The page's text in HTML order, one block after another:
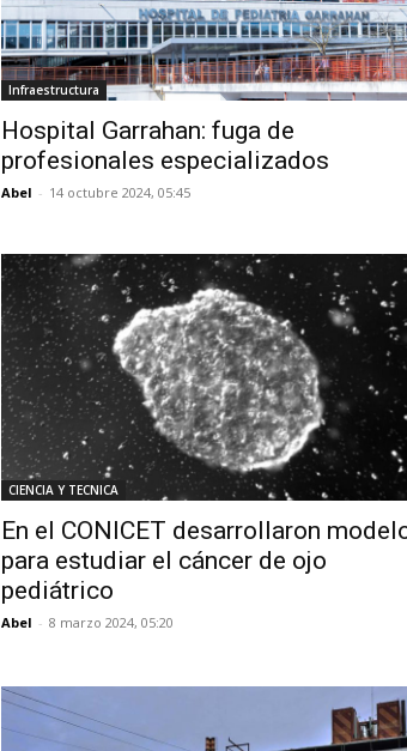
Infraestructura
Hospital Garrahan: fuga de
profesionales especializados
Abel - 14 octubre 2024, 05:45
CIENCIA Y TECNICA
En el CONICET desarrollaron
para estudiar el cáncer de ojo
pediátrico
Abel - 8 marzo 2024, 05:20